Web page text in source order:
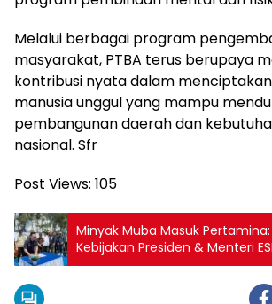
Melalui berbagai program
masyarakat, PTBA terus berupaya
kontribusi nyata dalam
manusia unggul yang mampu
pembangunan daerah dan
nasional. Sfr
Post Views: 105
Minyak Muba Masuk
Kebijakan Presiden & Menteri